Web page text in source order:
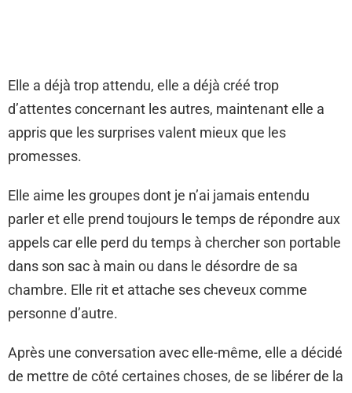
Elle a déjà trop attendu, elle a déjà créé trop
d’attentes concernant les autres, maintenant elle a
appris que les surprises valent mieux que les
promesses.
Elle aime les groupes dont je n’ai jamais entendu
parler et elle prend toujours le temps de répondre aux
appels car elle perd du temps à chercher son portable
dans son sac à main ou dans le désordre de sa
chambre. Elle rit et attache ses cheveux comme
personne d’autre.
Après une conversation avec elle-même, elle a décidé
de mettre de côté certaines choses, de se libérer de la